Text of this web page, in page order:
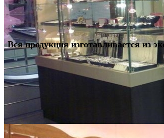
Вся продукция изготавливается из